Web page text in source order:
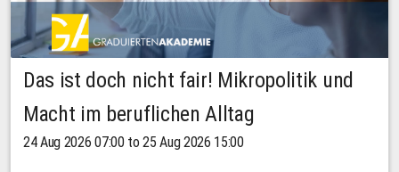
Das ist doch nicht fair! Mikropolitik und
Macht im beruflichen Alltag
24 Aug 2026 07:00 to 25 Aug 2026 15:00